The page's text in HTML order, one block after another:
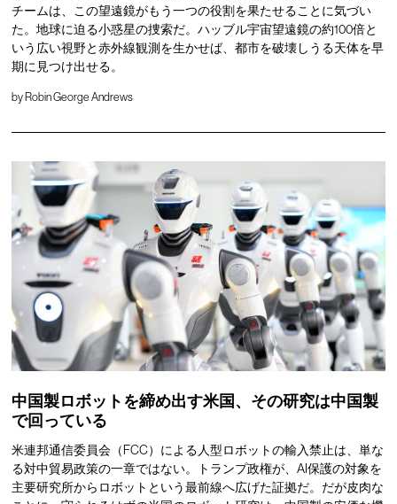
チームは、この望遠鏡がもう一つの役割を果たせることに気づい
た。地球に迫る小惑星の捜索だ。ハッブル宇宙望遠鏡の約100倍と
いう広い視野と赤外線観測を生かせば、都市を破壊しうる天体を早
期に見つけ出せる。
by Robin George Andrews
中国製ロボットを締め出す米国、その研究は中国製
で回っている
米連邦通信委員会（FCC）による人型ロボットの輸入禁止は、単な
る対中貿易政策の一章ではない。トランプ政権が、AI保護の対象を
主要研究所からロボットという最前線へ広げた証拠だ。だが皮肉な